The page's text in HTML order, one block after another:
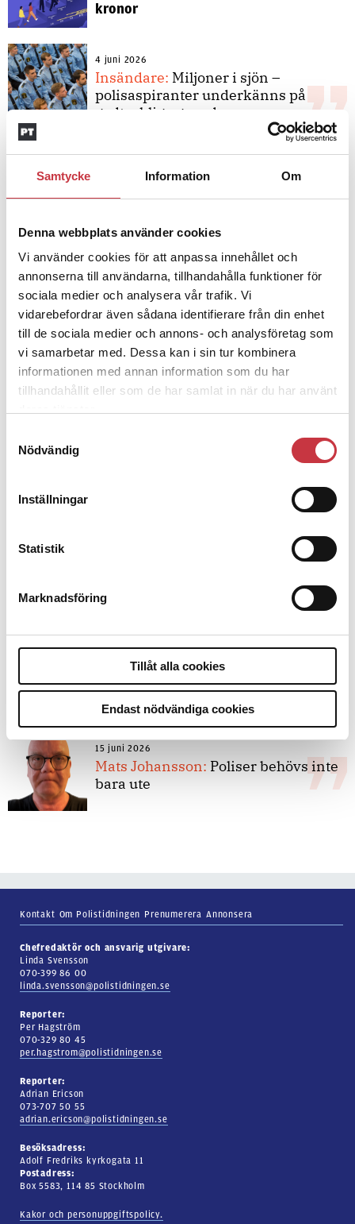
Samtycke Information Om
Denna webbplats använder cookies
Vi använder cookies för att anpassa innehållet och
annonserna till användarna, tillhandahålla funktioner för
sociala medier och analysera vår trafik. Vi
vidarebefordrar även sådana identifierare från din enhet
till de sociala medier och annons- och analysföretag som
vi samarbetar med. Dessa kan i sin tur kombinera
informationen med annan information som du har
tillhandahållit eller som de har samlat in när du har använt
Nödvändig
Inställningar
Statistik
Marknadsföring
Tillåt alla cookies
Endast nödvändiga cookies
kronor
4 juni 2026
Insändare: Miljoner i sjön –
polisaspiranter underkänns på
godtyckliga grunder
Polisregionen erkänner fel: ”Kommer
att rättas till”
bakbinder polisen
Debatt:Med för höga krav på evidens
kan polisen inte göra något alls
15 juni 2026
Mats Johansson: Poliser behövs inte
bara ute
Kontakt Om Polistidningen Prenumerera Annonsera
Chefredaktör och ansvarig utgivare:
Linda Svensson
070-399 86 00
linda.svensson@polistidningen.se
Reporter:
Per Hagström
070-329 80 45
per.hagstrom@polistidningen.se
Reporter:
Adrian Ericson
073-707 50 55
adrian.ericson@polistidningen.se
Besöksadress:
Adolf Fredriks kyrkogata 11
Postadress:
Box 5583, 114 85 Stockholm
Kakor och personuppgiftspolicy.